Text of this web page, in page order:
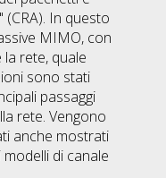
In questo
MIMO, con
rete, quale
sono stati
passaggi
rete. Vengono
anche mostrati
di canale